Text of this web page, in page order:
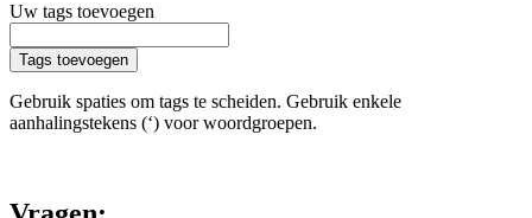
Uw tags toevoegen
Tags toevoegen
Gebruik spaties om tags te scheiden. Gebruik enkele
aanhalingstekens (‘) voor woordgroepen.